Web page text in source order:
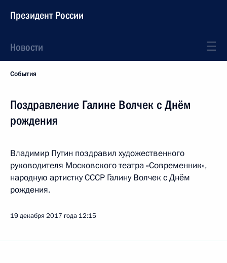
Президент России
Новости
События
Поздравление Галине Волчек с Днём
рождения
Владимир Путин поздравил художественного
руководителя Московского театра «Современник»,
народную артистку СССР Галину Волчек с Днём
рождения.
19 декабря 2017 года 12:15